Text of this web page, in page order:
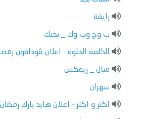
رايقة
ب وح وب وك _ بحبك
الكلمة الحلوة - اعلان ڤودافون رمضان
ميال _ ريمكس
سهران
اكتر و اكتر - اعلان هايد بارك رمضان 2026